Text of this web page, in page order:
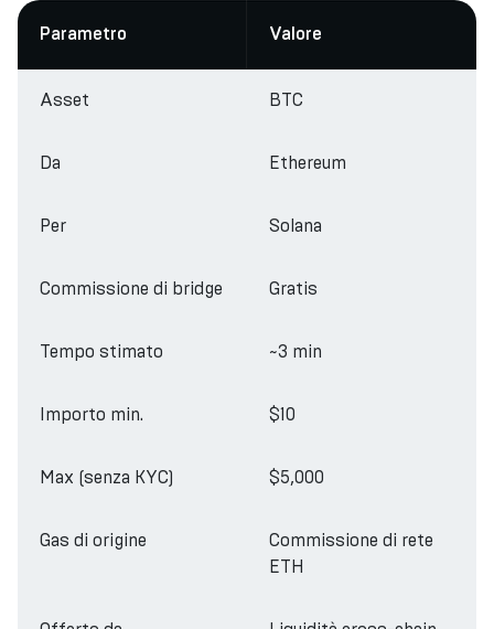
Parametro Valore
Asset BTC
Da Ethereum
Per Solana
Commissione di bridge Gratis
Tempo stimato ~3 min
Importo min. $10
Max (senza KYC) $5,000
Gas di origine
Commissione di rete
ETH